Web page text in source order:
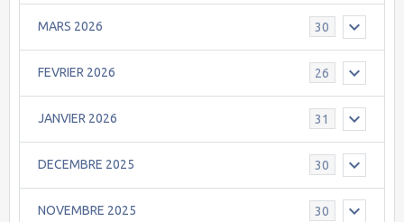
MARS 2026 30
FEVRIER 2026 26
JANVIER 2026 31
DECEMBRE 2025 30
NOVEMBRE 2025 30